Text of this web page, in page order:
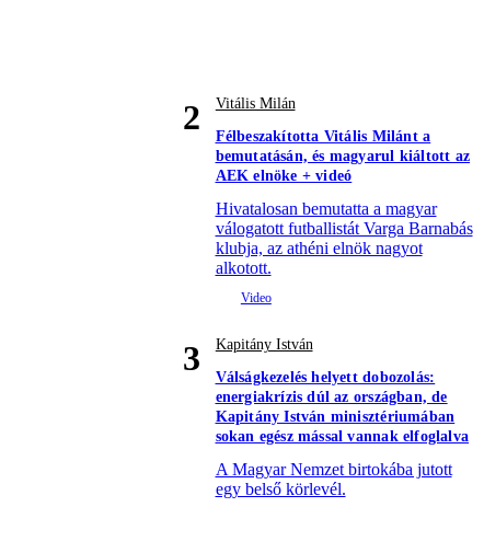
2
Vitális Milán
Félbeszakította Vitális Milánt a
bemutatásán, és magyarul kiáltott az
AEK elnöke + videó
Hivatalosan bemutatta a magyar
válogatott futballistát Varga Barnabás
klubja, az athéni elnök nagyot
alkotott.
3
Kapitány István
Válságkezelés helyett dobozolás:
energiakrízis dúl az országban, de
Kapitány István minisztériumában
sokan egész mással vannak elfoglalva
A Magyar Nemzet birtokába jutott
egy belső körlevél.